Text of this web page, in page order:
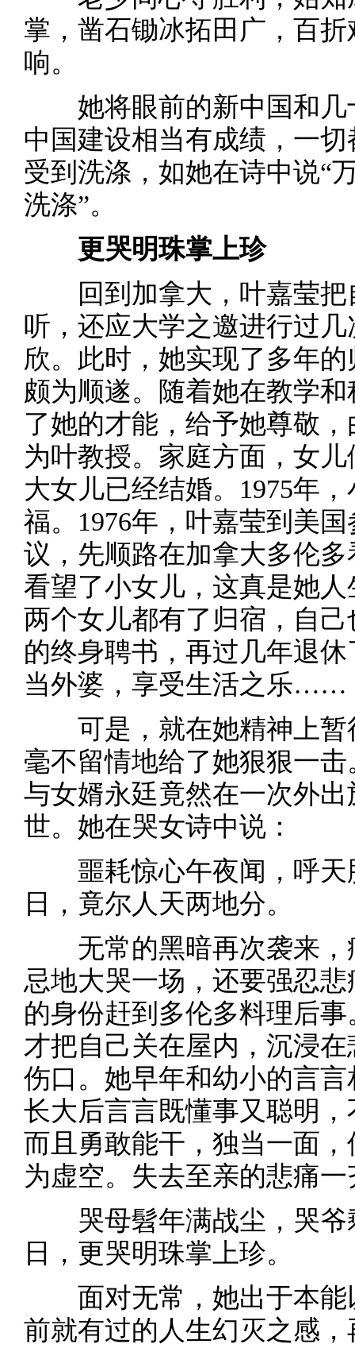
掌，凿石锄冰拓田广，百
响。
她将眼前的新中国和几
中国建设相当有成绩，一
受到洗涤，如她在诗中说“
洗涤”。
更哭明珠掌上珍
回到加拿大，叶嘉莹把
听，还应大学之邀进行过
欣。此时，她实现了多年
颇为顺遂。随着她在教学
了她的才能，给予她尊敬
为叶教授。家庭方面，女
大女儿已经结婚。1975年
福。1976年，叶嘉莹到美
议，先顺路在加拿大多伦
看望了小女儿，这真是她
两个女儿都有了归宿，自
的终身聘书，再过几年退
当外婆，享受生活之乐……
可是，就在她精神上暂
毫不留情地给了她狠狠一
与女婿永廷竟然在一次外
世。她在哭女诗中说：
噩耗惊心午夜闻，呼天
日，竟尔人天两地分。
无常的黑暗再次袭来，
忌地大哭一场，还要强忍
的身份赶到多伦多料理后
才把自己关在屋内，沉浸
伤口。她早年和幼小的言
长大后言言既懂事又聪明
而且勇敢能干，独当一面
为虚空。失去至亲的悲痛
哭母髫年满战尘，哭爷
日，更哭明珠掌上珍。
面对无常，她出于本能
前就有过的人生幻灭之感